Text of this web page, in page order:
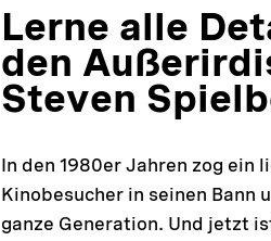
Lerne alle
den
Steven
In den 1980er Jahren zog
Kinobesucher in seinen Bann
ganze Generation. Und jetzt